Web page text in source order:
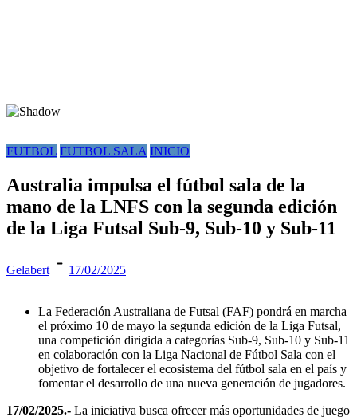
FUTBOL FUTBOL SALA INICIO
Australia impulsa el fútbol sala de la
mano de la LNFS con la segunda edición
de la Liga Futsal Sub-9, Sub-10 y Sub-11
Gelabert 17/02/2025
La Federación Australiana de Futsal (FAF) pondrá en marcha
el próximo 10 de mayo la segunda edición de la Liga Futsal,
una competición dirigida a categorías Sub-9, Sub-10 y Sub-11
en colaboración con la Liga Nacional de Fútbol Sala con el
objetivo de fortalecer el ecosistema del fútbol sala en el país y
fomentar el desarrollo de una nueva generación de jugadores.
17/02/2025.- La iniciativa busca ofrecer más oportunidades de juego